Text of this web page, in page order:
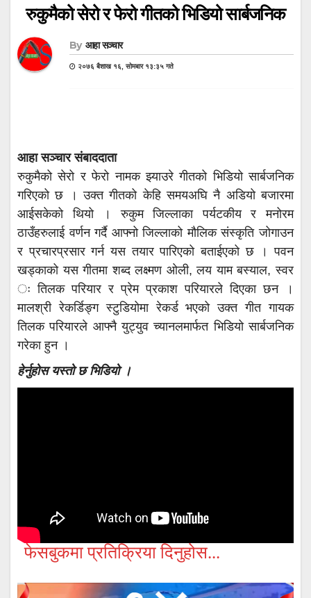
रुकुमैको सेरो र फेरो गीतको भिडियो सार्बजनिक
By आहा सञ्चार
२०७६ बैशाख १६, सोमबार १३:३५ गते
आहा सञ्चार संबाददाता
रुकुमैको सेरो र फेरो नामक झ्याउरे गीतको भिडियो सार्बजनिक
गरिएको छ । उक्त गीतको केहि समयअघि नै अडियो बजारमा
आईसकेको थियो । रुकुम जिल्लाका पर्यटकीय र मनोरम
ठाउँहरुलाई वर्णन गर्दै आफ्नो जिल्लाको मौलिक संस्कृति जोगाउन
र प्रचारप्रसार गर्न यस तयार पारिएको बताईएको छ । पवन
खड्काको यस गीतमा शब्द लक्ष्मण ओली, लय याम बस्याल, स्वर
ः तिलक परियार र प्रेम प्रकाश परियारले दिएका छन ।
मालश्री रेकर्डिङ्ग स्टुडियोमा रेकर्ड भएको उक्त गीत गायक
तिलक परियारले आफ्नै युट्युव च्यानलमार्फत भिडियो सार्बजनिक
गरेका हुन ।
हेर्नुहोस यस्तो छ भिडियो ।
फेसबुकमा प्रतिक्रिया दिनुहोस...